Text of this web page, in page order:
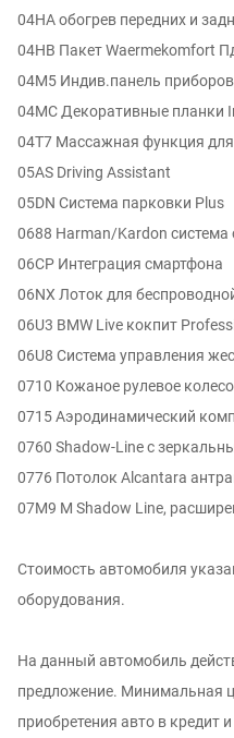
04HA обогрев передних и
04HB Пакет Waermekomfort
04M5 Индив.панель
04MC Декоративные планки
04T7 Массажная функция
05AS Driving Assistant
05DN Система парковки Plus
0688 Harman/Kardon система
06CP Интеграция смартфона
06NX Лоток для
06U3 BMW Live кокпит
06U8 Система управления
0710 Кожаное рулевое
0715 Аэродинамический
0760 Shadow-Line с
0776 Потолок Alcantara
07M9 M Shadow Line,
Стоимость автомобиля
оборудования.
На данный автомобиль
предложение. Минимальная
приобретения авто в кредит